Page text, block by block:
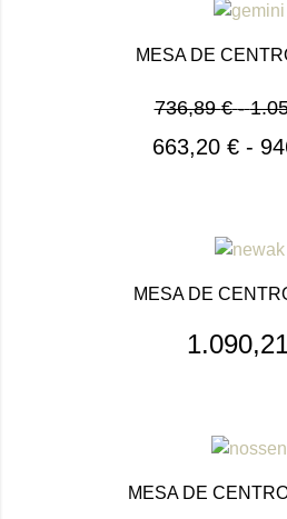
MESA DE
736,89€ -
663,20 € -
MESA DE
MESA DE